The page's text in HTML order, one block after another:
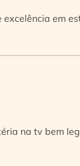
excelência em
na tv bem